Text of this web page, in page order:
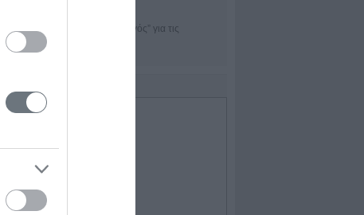
Η εφαρμογή “πλοηγός” για τις